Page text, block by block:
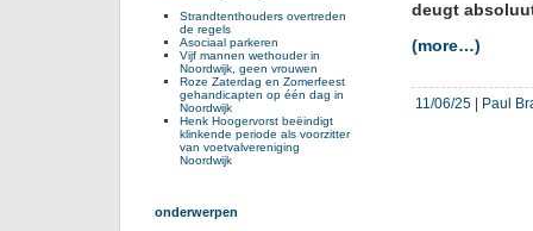
deugt
(more…)
11/06/25 Paul
Strandtenthouders overtreden
de regels
Asociaal parkeren
Vijf mannen wethouder in
Noordwijk, geen vrouwen
Roze Zaterdag en Zomerfeest
gehandicapten op één dag in
Noordwijk
Henk Hoogervorst beëindigt
klinkende periode als voorzitter
van voetvalvereniging
Noordwijk
onderwerpen